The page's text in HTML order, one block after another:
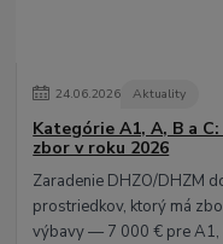
24.06.2026 Aktuality
Kategórie A1, A, B a
zbor v roku 2026
Zaradenie DHZO/DHZM
prostriedkov, ktorý má
výbavy — 7 000 € pre